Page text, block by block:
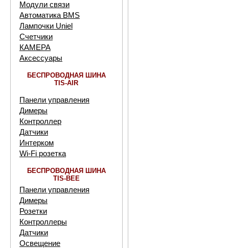
Модули связи
Автоматика BMS
Лампочки Uniel
Счетчики
КАМЕРА
Аксессуары
БЕСПРОВОДНАЯ ШИНА
TIS-AIR
Панели управления
Димеры
Контроллер
Датчики
Интерком
Wi-Fi розетка
БЕСПРОВОДНАЯ ШИНА
TIS-BEE
Панели управления
Димеры
Розетки
Контроллеры
Датчики
Освещение